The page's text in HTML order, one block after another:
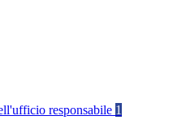
responsabile 1